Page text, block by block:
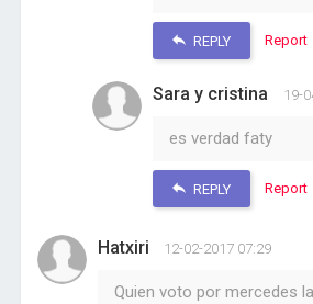
REPLY Report
Sara y cristina 19-
es verdad faty
REPLY Report
Hatxiri 12-02-2017 07:29
Quien voto por mercedes